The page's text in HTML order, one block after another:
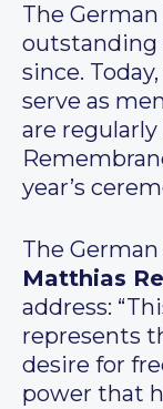
The
outstanding
since.
serve as
are regularly
year’s
The
Matthias
address:
represents
desire for
power that